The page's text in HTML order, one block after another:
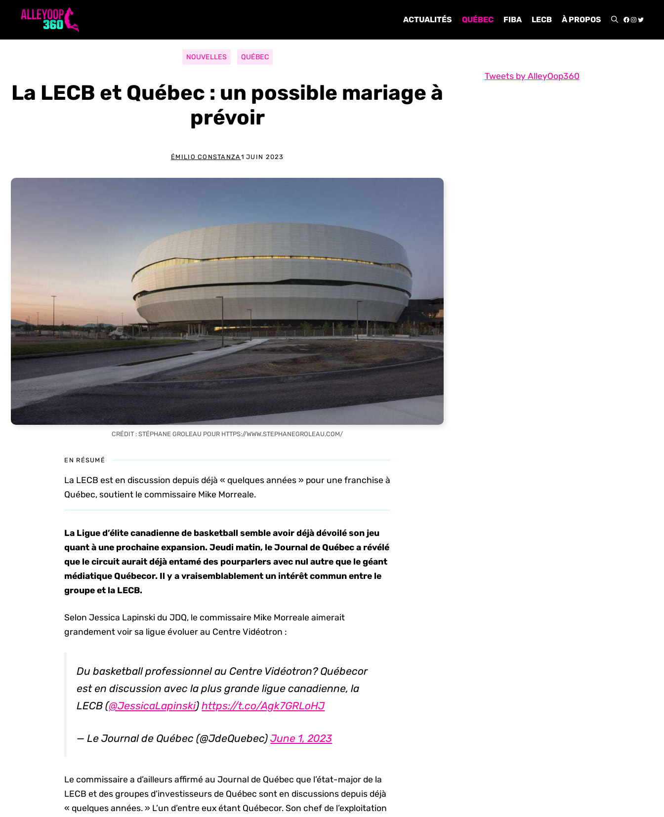
ACTUALITÉS QUÉBEC FIBA LECB À PROPOS
NOUVELLES QUÉBEC
La LECB et Québec : un possible mariage à
prévoir
ÉMILIO CONSTANZA1 JUIN 2023
CRÉDIT : STÉPHANE GROLEAU POUR HTTPS://WWW.STEPHANEGROLEAU.COM/
EN RÉSUMÉ
La LECB est en discussion depuis déjà « quelques années » pour une franchise à
Québec, soutient le commissaire Mike Morreale.
La Ligue d’élite canadienne de basketball semble avoir déjà dévoilé son jeu
quant à une prochaine expansion. Jeudi matin, le Journal de Québec a révélé
que le circuit aurait déjà entamé des pourparlers avec nul autre que le géant
médiatique Québecor. Il y a vraisemblablement un intérêt commun entre le
groupe et la LECB.
Selon Jessica Lapinski du JDQ, le commissaire Mike Morreale aimerait
grandement voir sa ligue évoluer au Centre Vidéotron :
Du basketball professionnel au Centre Vidéotron? Québecor
est en discussion avec la plus grande ligue canadienne, la
LECB (@JessicaLapinski)https://t.co/Agk7GRLoHJ
— Le Journal de Québec (@JdeQuebec)June 1, 2023
Le commissaire a d’ailleurs affirmé au Journal de Québec que l’état-major de la
LECB et des groupes d’investisseurs de Québec sont en discussions depuis déjà
« quelques années. » L’un d’entre eux étant Québecor. Son chef de l’exploitation
Tweets by AlleyOop360